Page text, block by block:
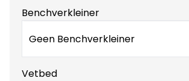
Benchverkleiner
Geen Benchverkleiner
Vetbed